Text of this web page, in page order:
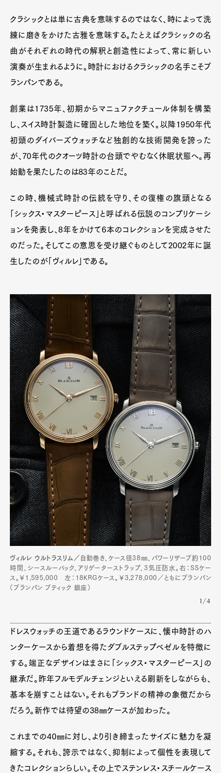
クラシックとは単に古典を意味するのではなく、時によって洗
練に磨きをかけた古雅を意味する。たとえばクラシックの名
曲がそれぞれの時代の解釈と創造性によって、常に新しい
演奏が生まれるように。時計におけるクラシックの名手こそブ
ランパンである。
創業は1735年、初期からマニュファクチュール体制を構築
し、スイス時計製造に確固とした地位を築く。以降1950年代
初頭のダイバーズウォッチなど独創的な技術開発を誇った
が、70年代のクオーツ時計の台頭でやむなく休眠状態へ。再
始動を果たしたのは83年のことだ。
この時、機械式時計の伝統を守り、その復権の旗頭となる
「シックス・マスターピース」と呼ばれる伝説のコンプリケーシ
ョンを発表し、8年をかけて6本のコレクションを完成させた
のだった。そしてこの意思を受け継ぐものとして2002年に誕
生したのが「ヴィルレ」である。
ヴィルレ ウルトラスリム／ 自動巻き、ケース径38㎜、パワーリザーブ約100
時間、シースルーバック、アリゲーターストラップ、3気圧防水。右：SSケー
ス。￥1,595,000 左：18KRGケース。￥3,278,000／ともにブランパン
（ブランパン ブティック 銀座）
1/4
ドレスウォッチの王道であるラウンドケースに、懐中時計のハ
ンターケースから着想を得たダブルステップベゼルを特徴に
する。端正なデザインはまさに「シックス・マスターピース」の
継承だ。昨年フルモデルチェンジといえる刷新をしながらも、
基本を崩すことはない。それもブランドの精神の象徴だから
だろう。新作では待望の38㎜ケースが加わった。
これまでの40㎜に対し、より引き締まったサイズに魅力を凝
縮する。それも、誇示ではなく、抑制によって個性を表現して
きたコレクションらしい。その上でステンレス・スチールケース